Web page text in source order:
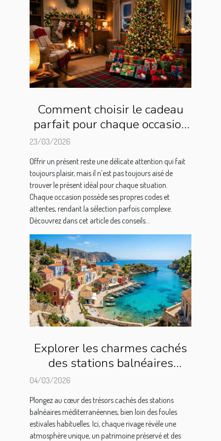
Comment choisir le cadeau
parfait pour chaque occasion
23/03/2026
Offrir un présent reste une délicate attention qui fait
toujours plaisir, mais il n’est pas toujours aisé de
trouver le présent idéal pour chaque situation.
Chaque occasion possède ses propres codes et
attentes, rendant la sélection parfois complexe.
Découvrez dans cet article des conseils...
Explorer les charmes cachés
des stations balnéaires
méditerranéennes
04/03/2026
Plongez au cœur des trésors cachés des stations
balnéaires méditerranéennes, bien loin des foules
estivales habituelles. Ici, chaque rivage révèle une
atmosphère unique, un patrimoine préservé et des